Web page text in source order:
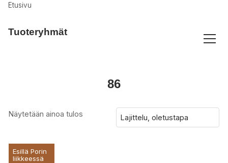
Etusivu
Tuoteryhmät
86
Näytetään ainoa tulos
Esillä Porin
liikkeessä